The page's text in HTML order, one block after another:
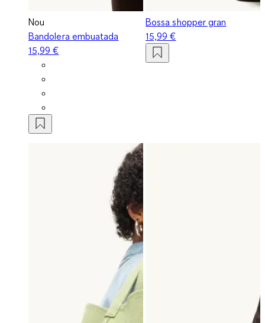
Nou
Bandolera embuatada
15,99 €
Bossa shopper gran
15,99 €